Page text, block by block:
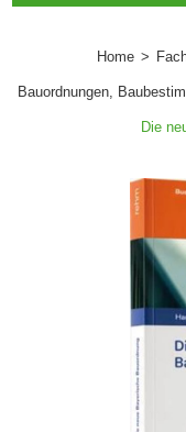
Home >
Bauordnungen,
Die